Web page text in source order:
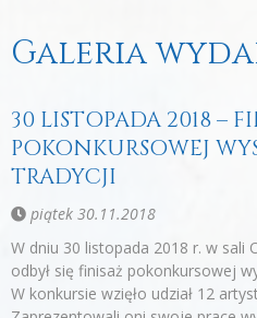
Galeria
30 LISTOPADA 2018 –
POKONKURSOWEJ
TRADYCJI
piątek 30.11.2018
W dniu 30 listopada 2018 r. w sali
odbył się finisaż pokonkursowej
W konkursie wzięło udział 12